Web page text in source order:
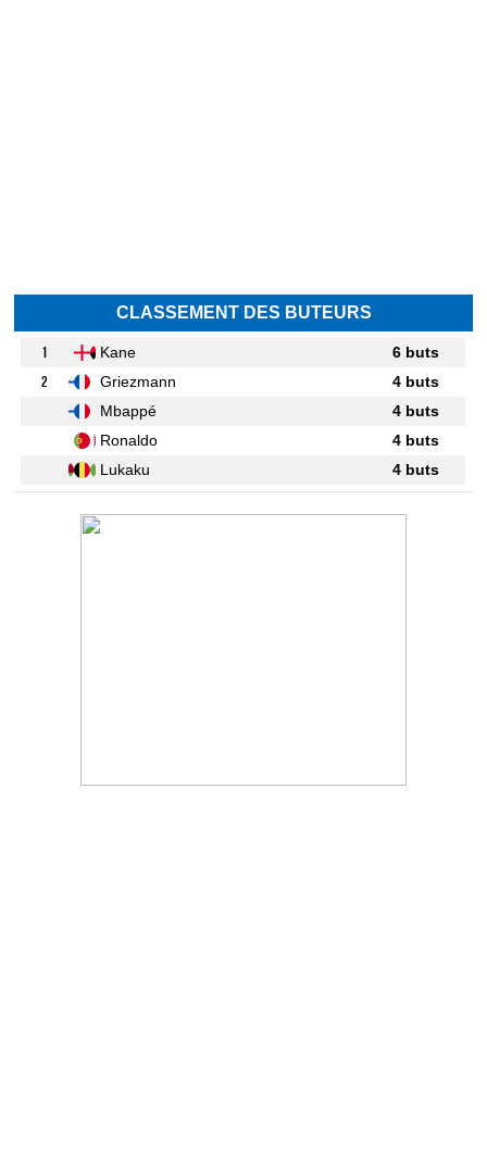
CLASSEMENT DES BUTEURS
1 Kane
6 buts
2
Griezmann
4 buts
Mbappé
4 buts
Ronaldo
4 buts
Lukaku
4 buts